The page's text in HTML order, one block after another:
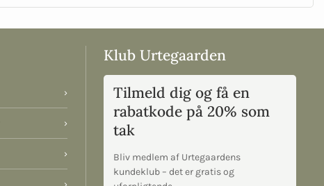
›
›
›
Klub Urtegaarden
Tilmeld dig og få en
rabatkode på 20% som
tak
Bliv medlem af Urtegaardens
kundeklub – det er gratis og